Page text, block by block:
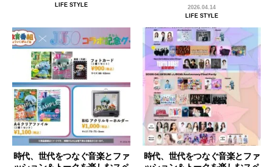
LIFE STYLE
2026.04.14
LIFE STYLE
時代、世代をつなぐ音楽とファ
時代、世代をつなぐ音楽とファ